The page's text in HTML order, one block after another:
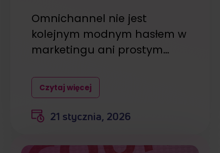
Omnichannel nie jest
kolejnym modnym hasłem w
marketingu ani prostym…
Czytaj więcej
21 stycznia, 2026